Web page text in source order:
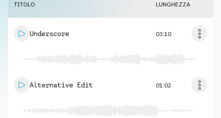
TITOLO LUNGHEZZA
Underscore 03:10
Alternative Edit 01:02